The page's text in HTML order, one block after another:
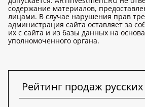
содержание материалов,
лицами. В случае нарушения прав
администрация сайта оставляет за
их с сайта и из базы данных на
уполномоченного органа.
Рейтинг продаж